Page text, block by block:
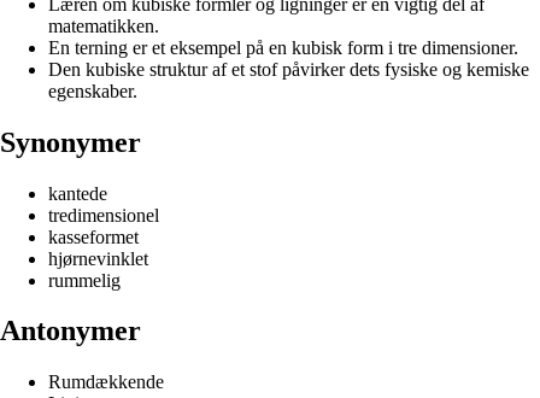
matematikken.
En terning er et eksempel på en kubisk form i tre dimensioner.
Den kubiske struktur af et stof påvirker dets fysiske og kemiske
egenskaber.
Synonymer
kantede
tredimensionel
kasseformet
hjørnevinklet
rummelig
Antonymer
Rumdækkende